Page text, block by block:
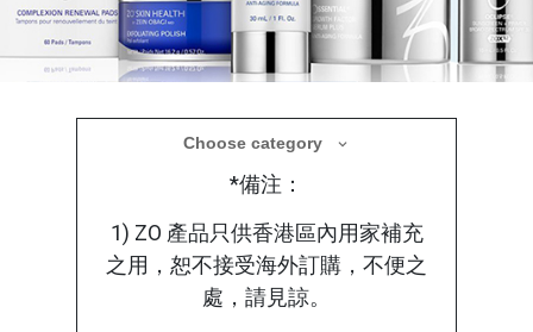
醫學美容產品
療程後選用合適的醫學護理產品，使肌膚在修
復過程中獲得更全面的保護
Choose category
*備注：
1) ZO 產品只供香港區內用家補充
之用，恕不接受海外訂購，不便之
處，請見諒。